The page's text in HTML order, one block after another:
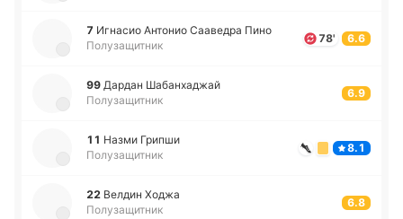
7 Игна­сио Анто­нио Саа­ве­дра Пино
Полузащитник
78' 6.6
99 Дардан Ша­ба­нха­джай
Полузащитник
6.9
11 Назми Грипши
Полузащитник
8.1
22 Велдин Ходжа
Полузащитник
6.8